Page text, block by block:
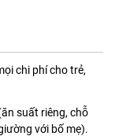
chi phí cho trẻ,
suất riêng, chỗ
với bố mẹ).